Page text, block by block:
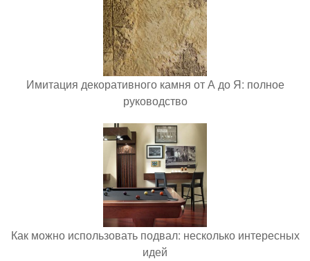
Имитация декоративного камня от А до Я: полное
руководство
Как можно использовать подвал: несколько интересных
идей